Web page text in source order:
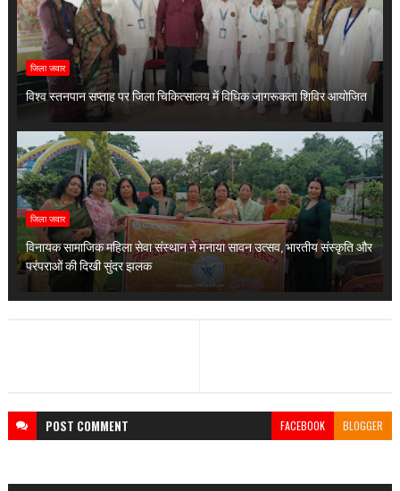
जिला जवार
विश्व स्तनपान सप्ताह पर जिला चिकित्सालय में विधिक जागरूकता शिविर आयोजित
जिला जवार
विनायक सामाजिक महिला सेवा संस्थान ने मनाया सावन उत्सव, भारतीय संस्कृति और
परंपराओं की दिखी सुंदर झलक
POST COMMENT FACEBOOK BLOGGER